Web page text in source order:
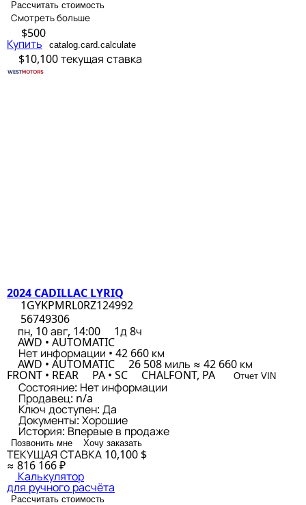
Рассчитать стоимость
Смотреть больше
$500
Купить catalog.card.calculate
$10,100текущая ставка
2024 CADILLAC LYRIQ
1GYKPMRL0RZ124992
56749306
пн, 10 авг, 14:00
1д 8ч
AWD • AUTOMATIC
Нет информации • 42 660 км
AWD • AUTOMATIC 26 508 миль ≈ 42 660 км
FRONT • REAR PA • SC CHALFONT, PA Отчет VIN
Состояние: Нет информации
Продавец: n/a
Ключ доступен: Да
Документы: Хорошие
История: Впервые в продаже
Позвонить мне Хочу заказать
ТЕКУЩАЯ СТАВКА 10,100 $
≈ 816 166 ₽
Калькулятор
для ручного расчёта
Рассчитать стоимость